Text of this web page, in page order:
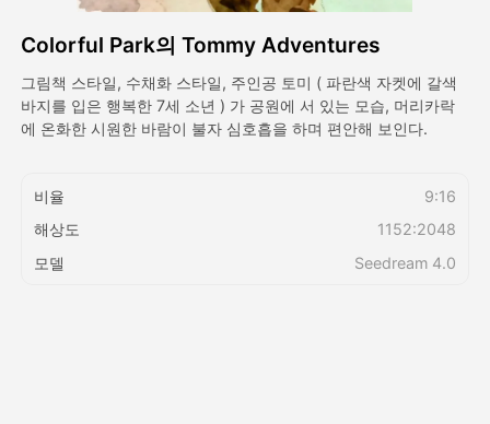
갤러리
가격
Colorful Park의 Tommy Adventures
그림책 스타일, 수채화 스타일, 주인공 토미 ( 파란색 자켓에 갈색
바지를 입은 행복한 7세 소년 ) 가 공원에 서 있는 모습, 머리카락
에 온화한 시원한 바람이 불자 심호흡을 하며 편안해 보인다.
비율
9:16
해상도
1152:2048
모델
Seedream 4.0